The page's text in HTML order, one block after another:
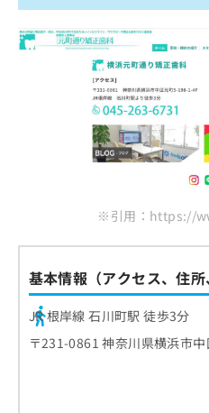
※引用：https://
基本情報（アクセス、住所
JR 根岸線 石川町駅 徒歩3分
〒231-0861 神奈川県横浜市